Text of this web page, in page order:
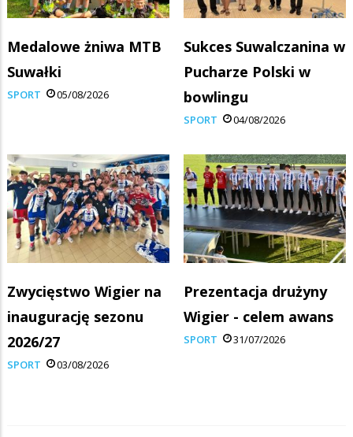
Medalowe żniwa MTB
Suwałki
SPORT 05/08/2026
Sukces Suwalczanina w
Pucharze Polski w
bowlingu
SPORT 04/08/2026
Zwycięstwo Wigier na
inaugurację sezonu
2026/27
SPORT 03/08/2026
Prezentacja drużyny
Wigier - celem awans
SPORT 31/07/2026